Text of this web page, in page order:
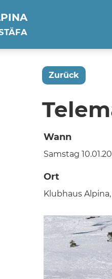
Zurück
Wann
Samstag
Ort
Klubhaus